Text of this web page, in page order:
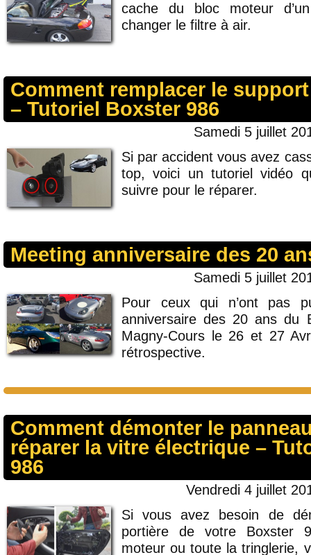
cache du bloc moteur
changer le filtre à air.
Comment remplacer le
– Tutoriel Boxster 986
Samedi 5 juillet
Si par accident vous avez
top, voici un tutoriel vidéo
suivre pour le réparer.
Meeting anniversaire des 20
Samedi 5 juillet
Pour ceux qui n’ont pas
anniversaire des 20 ans du
Magny-Cours le 26 et 27
rétrospective.
Comment démonter le
réparer la vitre électrique –
986
Vendredi 4 juillet
Si vous avez besoin de
portière de votre Boxster
moteur ou toute la tringlerie,